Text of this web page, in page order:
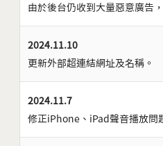
由於後台仍收到大量惡意廣告
2024.11.10
更新外部超連結網址及名稱。
2024.11.7
修正iPhone、iPad聲音播放問